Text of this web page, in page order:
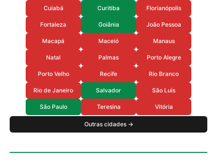
Cuiabá Curitiba Florianópolis
Fortaleza Goiânia João Pessoa
Macapá Maceió Manaus
Natal Palmas Porto Alegre
Porto Velho Recife Rio Branco
Rio de Janeiro Salvador São Luís
São Paulo Teresina Vitória
Outras cidades →